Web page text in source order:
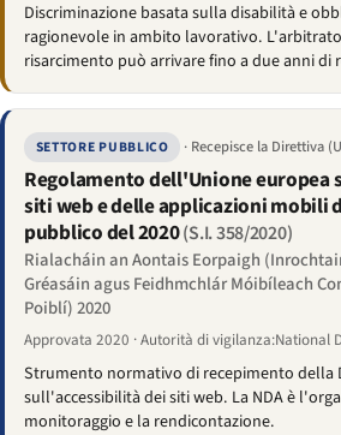
Discriminazione basata sulla disabilità e
ragionevole in ambito lavorativo.
risarcimento può arrivare fino a due anni di
SETTORE PUBBLICO · Recepisce la Direttiva
Regolamento dell'Unione europea
siti web e delle applicazioni mobili
pubblico del 2020(S.I. 358/2020)
Rialacháin an Aontais Eorpaigh
Gréasáin agus Feidhmchlár Móibíleach
Poiblí) 2020
Approvata 2020 · Autorità di vigilanza:National
Strumento normativo di recepimento della
sull'accessibilità dei siti web. La NDA è
monitoraggio e la rendicontazione.